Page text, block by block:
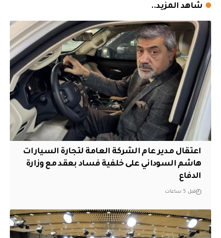
شاهد المزيد..
اعتقال مدير عام الشركة العامة لتجارة السيارات
هاشم السوداني على خلفية فساد بعقد مع وزارة
الدفاع
قبل 5 ساعات